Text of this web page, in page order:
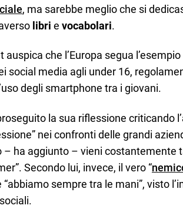
, ma sarebbe meglio che si
libri e vocabolari.
che l’Europa segua l’esempio
social media agli under 16,
degli smartphone tra i giovani.
la sua riflessione criticando
nei confronti delle grandi
– ha aggiunto – vieni costantemente
Secondo lui, invece, il vero “
“abbiamo sempre tra le mani”, visto